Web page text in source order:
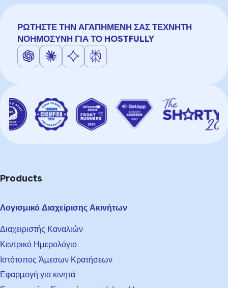
ΡΩΤΉΣΤΕ ΤΗΝ ΑΓΑΠΗΜΈΝΗ ΣΑΣ ΤΕΧΝΗΤΉ
ΝΟΗΜΟΣΎΝΗ ΓΙΑ ΤΟ HOSTFULLY
Products
Λογισμικό Διαχείρισης Ακινήτων
Διαχειριστής Καναλιών
Κεντρικό Ημερολόγιο
Ιστότοπος Άμεσων Κρατήσεων
Εφαρμογή για κινητά